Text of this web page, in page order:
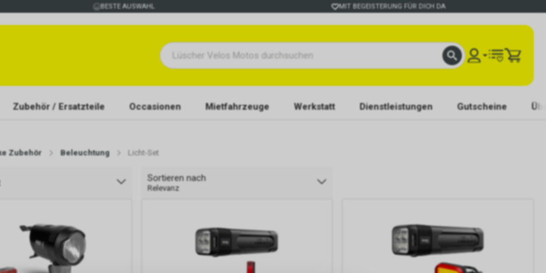
BESTE AUSWAHL MIT BEGEISTERUNG FÜR DICH DA
Zubehör / Ersatzteile Occasionen Mietfahrzeuge Werkstatt Dienstleistungen Gutscheine
Zubehör Beleuchtung Licht-Set
Sortieren nach
Relevanz